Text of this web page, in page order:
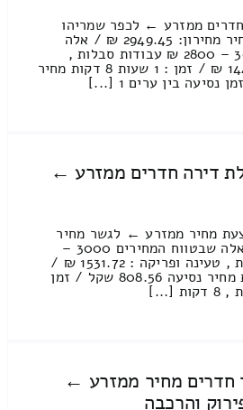
מחיר הובלת דירה 2x חדרים ממזרע ← לכפר שמריהו
כולל פירוק והרכבה מחיר מחירון: 2949.45 ₪ / אלה
שבטווח המחירים 3600 – 2800 ₪ עבודות סבלות ,
טעינה ופריקה : 1448.88 ₪ / זמן : 1 שעות 8 דקות מחיר
דירה חדרים ממזרע ←
מחיר ממזרע ← לגשר מחיר
מחירון: 2411.58 ₪ / אלה שבטווח המחירים 3000 –
2200 ₪ עבודות סבלות , טעינה ופריקה : 1531.72 ₪ /
זמן : 2 שעות 30 דקות מחיר נסיעה 808.56 שקל / זמן
חדרים מחיר ממזרע ←
והרכבה